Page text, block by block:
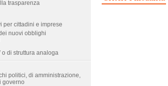
trasparenza
per cittadini e imprese
nuovi obblighi
o di struttura analoga
politici, di amministrazione,
governo